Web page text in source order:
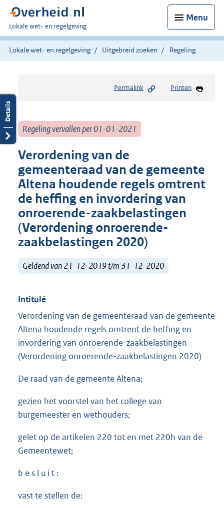
Menu
U
bent
hier:
Lokale wet- en regelgeving
Lokale wet- en regelgeving Uitgebreid zoeken Regeling
Permalink Printen
Regeling vervallen per 01-01-2021
Verordening van de
gemeenteraad van de gemeente
Altena houdende regels omtrent
de heffing en invordering van
onroerende-zaakbelastingen
(Verordening onroerende-
zaakbelastingen 2020)
Geldend van 21-12-2019 t/m 31-12-2020
Intitulé
Verordening van de gemeenteraad van de gemeente
Altena houdende regels omtrent de heffing en
invordering van onroerende-zaakbelastingen
(Verordening onroerende-zaakbelastingen 2020)
De raad van de gemeente Altena;
gezien het voorstel van het college van
burgemeester en wethouders;
gelet op de artikelen 220 tot en met 220h van de
Gemeentewet;
b e s l u i t :
vast te stellen de: